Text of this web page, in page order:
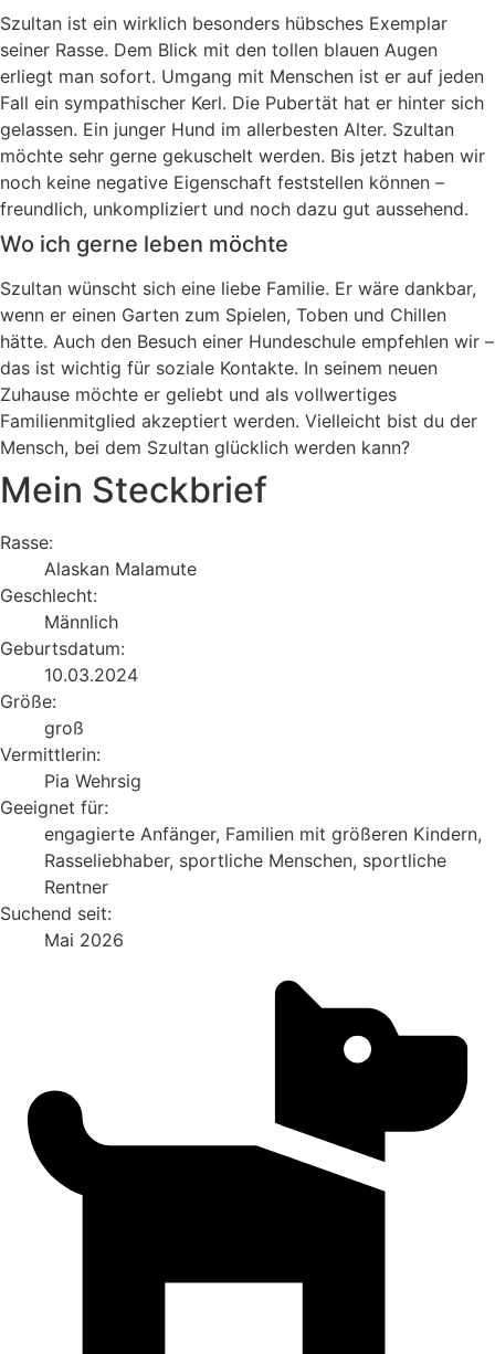
Szultan ist ein wirklich besonders hübsches Exemplar
seiner Rasse. Dem Blick mit den tollen blauen Augen
erliegt man sofort. Umgang mit Menschen ist er auf jeden
Fall ein sympathischer Kerl. Die Pubertät hat er hinter sich
gelassen. Ein junger Hund im allerbesten Alter. Szultan
möchte sehr gerne gekuschelt werden. Bis jetzt haben wir
noch keine negative Eigenschaft feststellen können –
freundlich, unkompliziert und noch dazu gut aussehend.
Wo ich gerne leben möchte
Szultan wünscht sich eine liebe Familie. Er wäre dankbar,
wenn er einen Garten zum Spielen, Toben und Chillen
hätte. Auch den Besuch einer Hundeschule empfehlen wir –
das ist wichtig für soziale Kontakte. In seinem neuen
Zuhause möchte er geliebt und als vollwertiges
Familienmitglied akzeptiert werden. Vielleicht bist du der
Mensch, bei dem Szultan glücklich werden kann?
Mein Steckbrief
Rasse:
Alaskan Malamute
Geschlecht:
Männlich
Geburtsdatum:
10.03.2024
Größe:
groß
Vermittlerin:
Pia Wehrsig
Geeignet für:
engagierte Anfänger, Familien mit größeren Kindern,
Rasseliebhaber, sportliche Menschen, sportliche
Rentner
Suchend seit:
Mai 2026